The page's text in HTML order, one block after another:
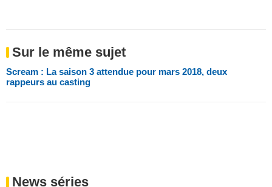
Sur le même sujet
Scream : La saison 3 attendue pour mars 2018, deux
rappeurs au casting
News séries